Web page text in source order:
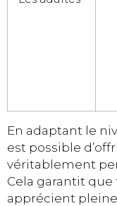
En adaptant le
est possible
véritablement
Cela garantit
apprécient